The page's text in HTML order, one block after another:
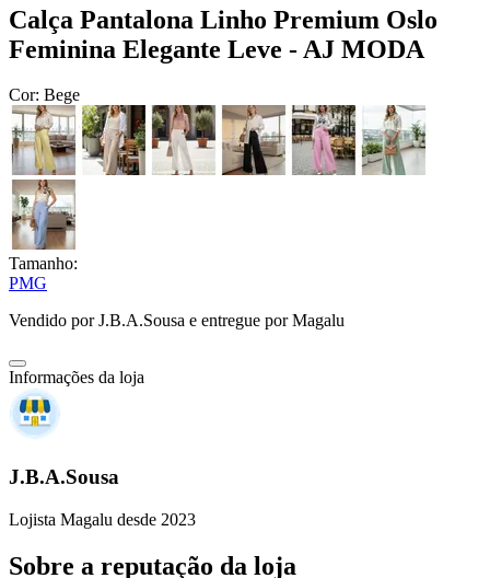
Calça Pantalona Linho Premium Oslo
Feminina Elegante Leve - AJ MODA
Cor: Bege
Tamanho:
PMG
Vendido porJ.B.A.Sousa e entregue por Magalu
Informações da loja
J.B.A.Sousa
Lojista Magalu desde 2023
Sobre a reputação da loja